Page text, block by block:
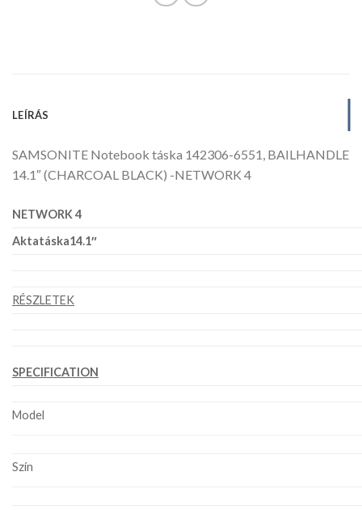
LEÍRÁS
SAMSONITE Notebook táska 142306-6551, BAILHANDLE
14.1″ (CHARCOAL BLACK) -NETWORK 4
NETWORK 4
Aktatáska14.1″
RÉSZLETEK
SPECIFICATION
Model
Szín